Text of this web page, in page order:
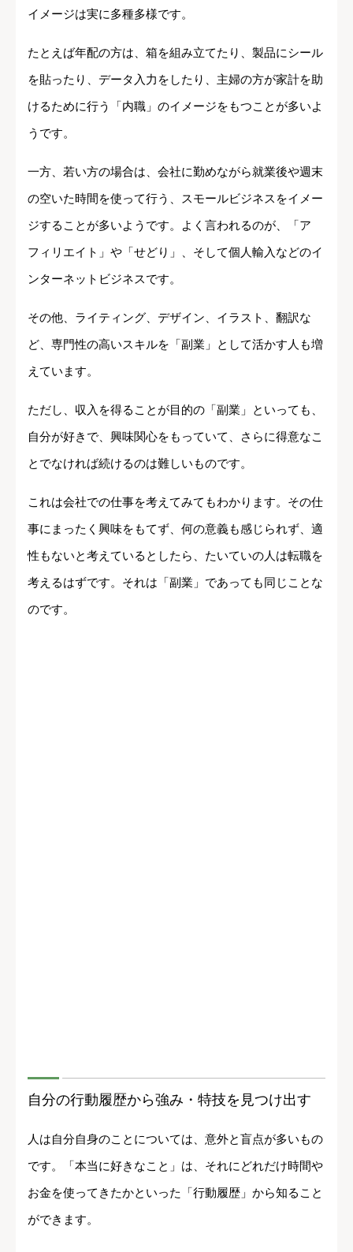
イメージは実に多種多様です。
たとえば年配の方は、箱を組み立てたり、製品にシール
を貼ったり、データ入力をしたり、主婦の方が家計を助
けるために行う「内職」のイメージをもつことが多いよ
うです。
一方、若い方の場合は、会社に勤めながら就業後や週末
の空いた時間を使って行う、スモールビジネスをイメー
ジすることが多いようです。よく言われるのが、「ア
フィリエイト」や「せどり」、そして個人輸入などのイ
ンターネットビジネスです。
その他、ライティング、デザイン、イラスト、翻訳な
ど、専門性の高いスキルを「副業」として活かす人も増
えています。
ただし、収入を得ることが目的の「副業」といっても、
自分が好きで、興味関心をもっていて、さらに得意なこ
とでなければ続けるのは難しいものです。
これは会社での仕事を考えてみてもわかります。その仕
事にまったく興味をもてず、何の意義も感じられず、適
性もないと考えているとしたら、たいていの人は転職を
考えるはずです。それは「副業」であっても同じことな
のです。
自分の行動履歴から強み・特技を見つけ出す
人は自分自身のことについては、意外と盲点が多いもの
です。「本当に好きなこと」は、それにどれだけ時間や
お金を使ってきたかといった「行動履歴」から知ること
ができます。